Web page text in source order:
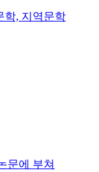
학, 지역문학
문에 부쳐